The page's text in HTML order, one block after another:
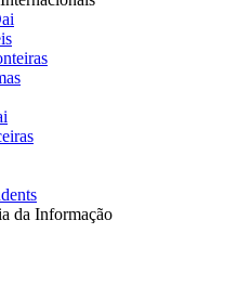
da Informação